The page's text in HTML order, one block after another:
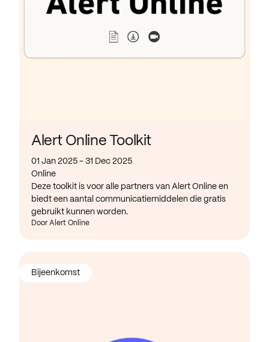
Alert Online Toolkit
01 Jan 2025 - 31 Dec 2025
Online
Deze toolkit is voor alle partners van Alert Online en
biedt een aantal communicatiemiddelen die gratis
gebruikt kunnen worden.
Door Alert Online
Bijeenkomst